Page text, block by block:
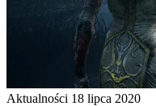
Aktualności 18 lipca 2020